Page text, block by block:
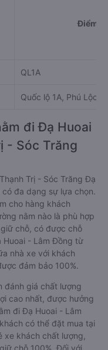
Điểm đi
QL1A
Quốc lộ 1A, Phú Lộc
đi Đạ Huoai
- Sóc Trăng
Trị - Sóc Trăng Đạ
đa dạng sự lựa chọn.
cho hàng khách
nằm nào là phù hợp
chỗ, có được chỗ
Huoai - Lâm Đồng từ
nhà xe với khách
đảm bảo 100%.
đánh giá chất lượng
cao nhất, được hưởng
đi Đạ Huoai - Lâm
có thể đặt mua tại
xe khách chất lượng,
chỗ 100%. Đối với